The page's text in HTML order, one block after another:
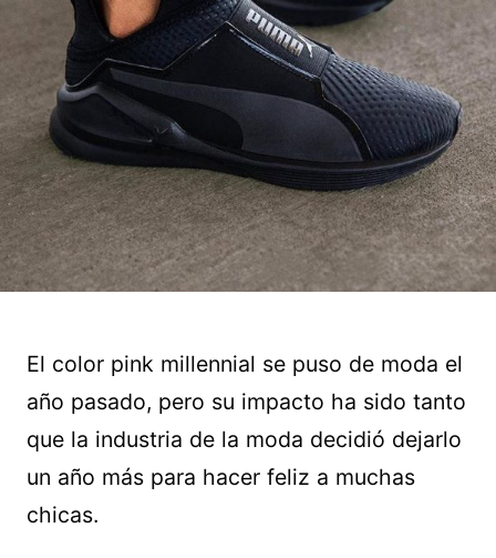
El color pink millennial se puso de moda el
año pasado, pero su impacto ha sido tanto
que la industria de la moda decidió dejarlo
un año más para hacer feliz a muchas
chicas.